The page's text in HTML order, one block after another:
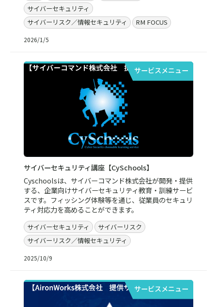
サイバーセキュリティ
サイバーリスク／情報セキュリティ
RM FOCUS
2026/1/5
サービスメニュー
サイバーセキュリティ講座【CySchools】
Cyschoolsは、サイバーコマンド株式会社が開発・提供
する、企業向けサイバーセキュリティ教育・訓練サービ
スです。フィッシング体験等を通じ、従業員のセキュリ
ティ対応力を高めることができます。
サイバーセキュリティ
サイバーリスク
サイバーリスク／情報セキュリティ
2025/10/9
サービスメニュー